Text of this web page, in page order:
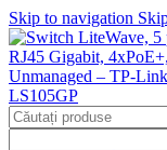
Skip to navigation